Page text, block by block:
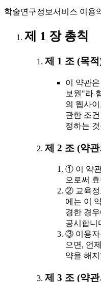
학술연구정보서비스 이용
제 1 장 총칙
제 1 조 (목
이 약관
보원"라
의 웹사
관한 조
정하는
제 2 조 (약
① 이 약
으로써
② 교육정
에는 이
경한 경
공시합니
③ 이용자
으면, 언
약을 해
제 3 조 (약